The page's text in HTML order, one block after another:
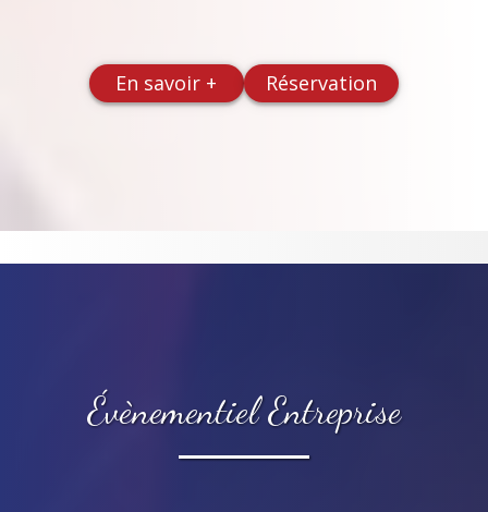
En savoir + Réservation
Évènementiel Entreprise